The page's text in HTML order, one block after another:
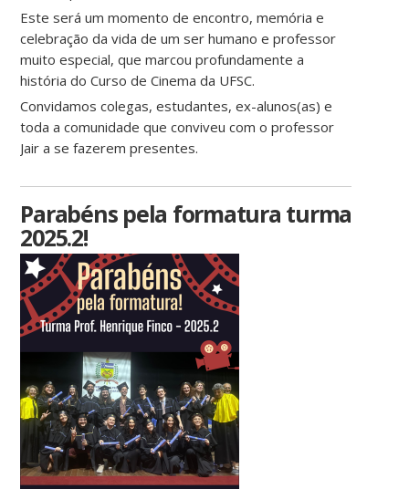
Este será um momento de encontro, memória e
celebração da vida de um ser humano e professor
muito especial, que marcou profundamente a
história do Curso de Cinema da UFSC.
Convidamos colegas, estudantes, ex-alunos(as) e
toda a comunidade que conviveu com o professor
Jair a se fazerem presentes.
Parabéns pela formatura turma
2025.2!